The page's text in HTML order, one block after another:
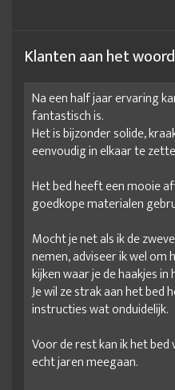
Klanten aan het woord
Na een half jaar ervaring
fantastisch is.
Het is bijzonder solide,
eenvoudig in elkaar te
Het bed heeft een mooie
goedkope materialen
Mocht je net als ik de
nemen, adviseer ik wel
kijken waar je de haakjes
Je wil ze strak aan het bed
instructies wat onduidelijk.
Voor de rest kan ik het bed
echt jaren meegaan.